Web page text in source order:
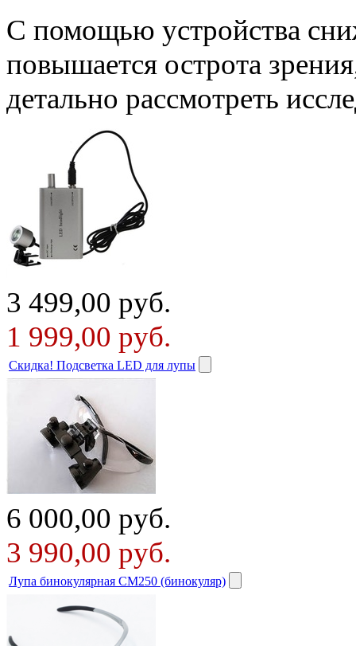
С помощью устройства
повышается острота
детально рассмотреть
3 499,00 руб.
1 999,00 руб.
Скидка! Подсветка LED для лупы
6 000,00 руб.
3 990,00 руб.
Лупа бинокулярная СМ250 (бинокуляр)